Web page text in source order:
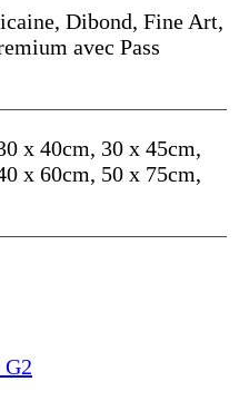
Dibond, Fine Art,
avec Pass
x 40cm, 30 x 45cm,
x 60cm, 50 x 75cm,